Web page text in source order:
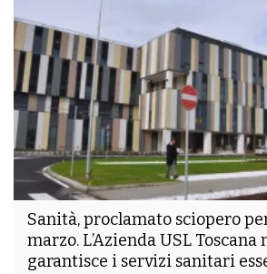
Sanità, proclamato sciopero
marzo. L’Azienda USL Toscana
garantisce i servizi sanitari